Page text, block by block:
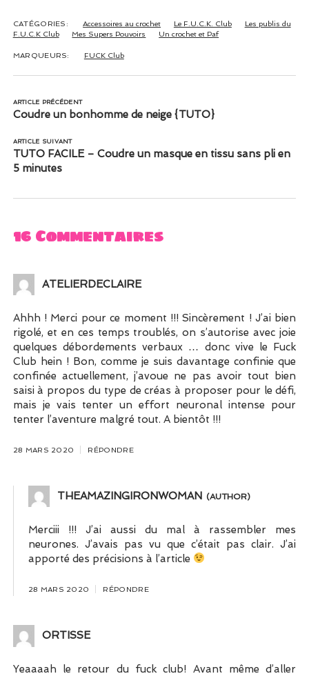
CATÉGORIES: Accessoires au crochet Le F.U.C.K. Club
Les publis du
F.U.C.K Club
Mes Supers Pouvoirs Un crochet et Paf
MARQUEURS: FUCK Club
ARTICLE PRÉCÉDENT
Coudre un bonhomme de neige {TUTO}
ARTICLE SUIVANT
TUTO FACILE – Coudre un masque en tissu sans pli en
5 minutes
16 Commentaires
ATELIERDECLAIRE
Ahhh ! Merci pour ce moment !!! Sincèrement ! J’ai bien
rigolé, et en ces temps troublés, on s’autorise avec joie
quelques débordements verbaux … donc vive le Fuck
Club hein ! Bon, comme je suis davantage confinie que
confinée actuellement, j’avoue ne pas avoir tout bien
saisi à propos du type de créas à proposer pour le défi,
mais je vais tenter un effort neuronal intense pour
tenter l’aventure malgré tout. A bientôt !!!
28 MARS 2020 RÉPONDRE
THEAMAZINGIRONWOMAN
Merciii !!! J’ai aussi du mal à rassembler mes
neurones. J’avais pas vu que c’était pas clair. J’ai
apporté des précisions à l’article
28 MARS 2020 RÉPONDRE
ORTISSE
Yeaaaah le retour du fuck club! Avant même d’aller